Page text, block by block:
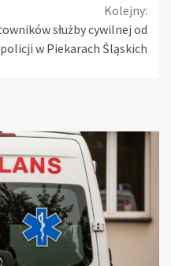
Kolejny:
służby cywilnej od
w Piekarach Śląskich